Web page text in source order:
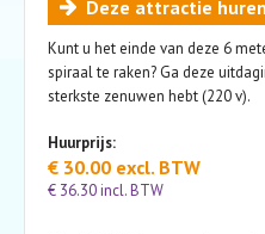
Deze attractie huren
Kunt u het einde van deze 6
spiraal te raken? Ga deze
sterkste zenuwen hebt (220 v).
Huurprijs:
€ 30.00 excl. BTW
€ 36.30 incl. BTW